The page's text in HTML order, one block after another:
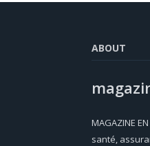
ABOUT
MAGAZINE
santé,